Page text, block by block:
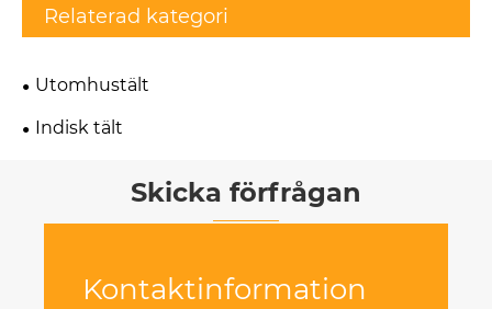
Relaterad kategori
Utomhustält
Indisk tält
Skicka förfrågan
Kontaktinformation